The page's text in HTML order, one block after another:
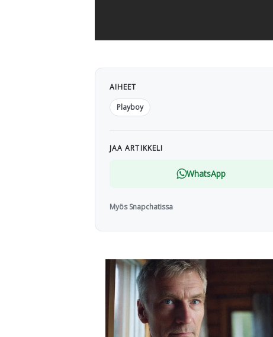
AIHEET
Playboy
JAA ARTIKKELI
WhatsApp
Myös Snapchatissa